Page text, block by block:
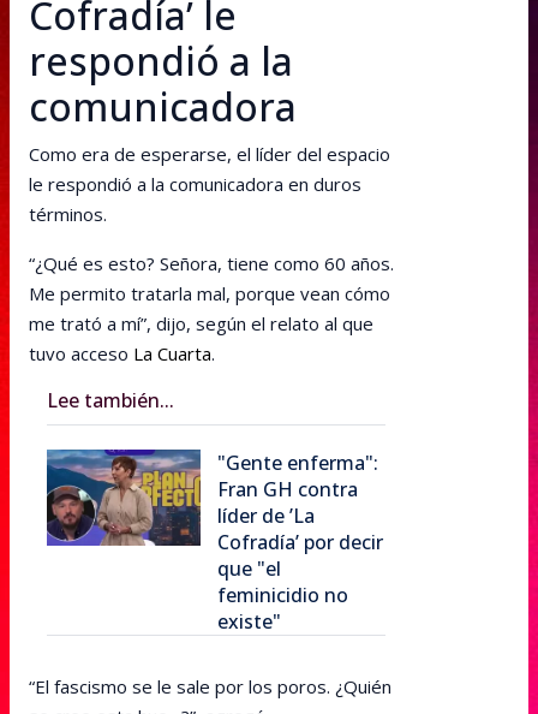
Cofradía’ le
respondió a la
comunicadora
Como era de esperarse, el líder del espacio
le respondió a la comunicadora en duros
términos.
“¿Qué es esto? Señora, tiene como 60 años.
Me permito tratarla mal, porque vean cómo
me trató a mí”, dijo, según el relato al que
tuvo acceso La Cuarta.
Lee también...
"Gente enferma":
Fran GH contra
líder de ’La
Cofradía’ por decir
que "el
feminicidio no
existe"
“El fascismo se le sale por los poros. ¿Quién